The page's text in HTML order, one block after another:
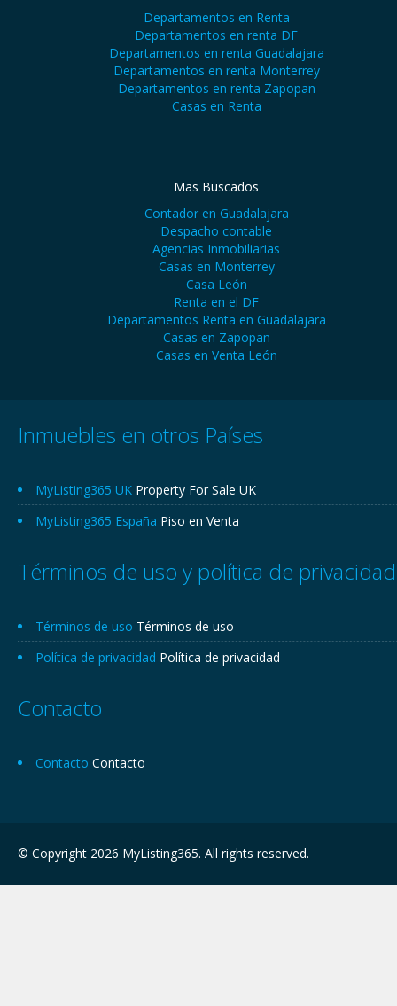
Departamentos en Renta
Departamentos en renta DF
Departamentos en renta Guadalajara
Departamentos en renta Monterrey
Departamentos en renta Zapopan
Casas en Renta
Mas Buscados
Contador en Guadalajara
Despacho contable
Agencias Inmobiliarias
Casas en Monterrey
Casa León
Renta en el DF
Departamentos Renta en Guadalajara
Casas en Zapopan
Casas en Venta León
Inmuebles en otros Países
MyListing365 UK Property For Sale UK
MyListing365 España Piso en Venta
Términos de uso y política de privacidad
Términos de uso Términos de uso
Política de privacidad Política de privacidad
Contacto
Contacto Contacto
© Copyright 2026 MyListing365. All rights reserved.